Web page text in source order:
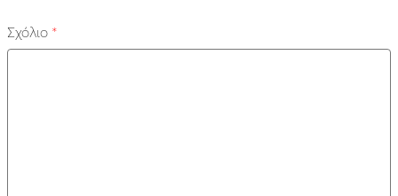
Σχόλιο *